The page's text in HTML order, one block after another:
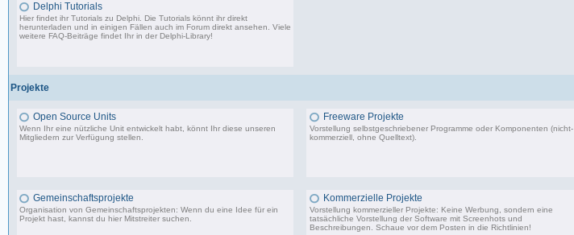
Delphi Tutorials
Hier findet ihr Tutorials zu Delphi. Die Tutorials könnt ihr direkt
herunterladen und in einigen Fällen auch im Forum direkt ansehen. Viele
weitere FAQ-Beiträge findet Ihr in der Delphi-Library!
Projekte
Open Source Units
Wenn Ihr eine nützliche Unit entwickelt habt, könnt Ihr diese unseren
Mitgliedern zur Verfügung stellen.
Freeware Projekte
Vorstellung selbstgeschriebener Programme oder Komponenten (nicht-
kommerziell, ohne Quelltext).
Gemeinschaftsprojekte
Organisation von Gemeinschaftsprojekten: Wenn du eine Idee für ein
Projekt hast, kannst du hier Mitstreiter suchen.
Kommerzielle Projekte
Vorstellung kommerzieller Projekte: Keine Werbung, sondern eine
tatsächliche Vorstellung der Software mit Screenhots und
Beschreibungen. Schaue vor dem Posten in die Richtlinien!